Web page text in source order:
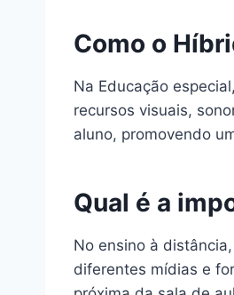
Como o
Na Educação
recursos visuais,
aluno, promovendo
Qual é a
No ensino à
diferentes mídias e